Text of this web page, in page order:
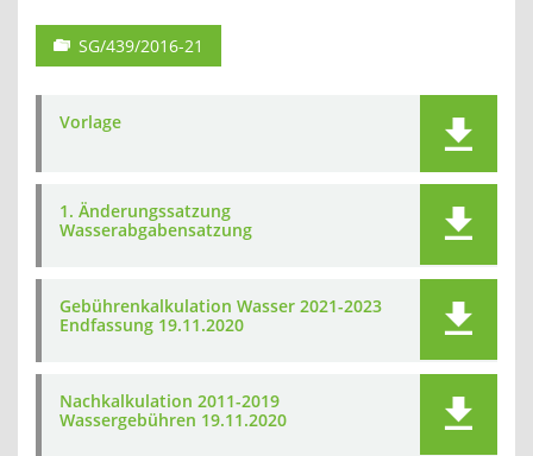
SG/439/2016-21
Vorlage
1. Änderungssatzung
Wasserabgabensatzung
Gebührenkalkulation Wasser 2021-2023
Endfassung 19.11.2020
Nachkalkulation 2011-2019
Wassergebühren 19.11.2020